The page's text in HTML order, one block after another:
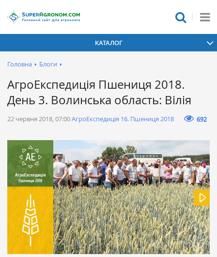
КАТАЛОГ
Головна • Блоги •
АгроЕкспедиція Пшениця 2018.
День 3. Волинська область: Вілія
22 червня 2018, 07:00АгроЕкспедиція 16. Пшениця 2018 692